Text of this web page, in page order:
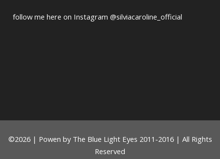
follow me here on Instagram @silviacaroline_official
©2026 | Powen by The Blue Light Eyes 2011-2016 | All Rights
Reserved